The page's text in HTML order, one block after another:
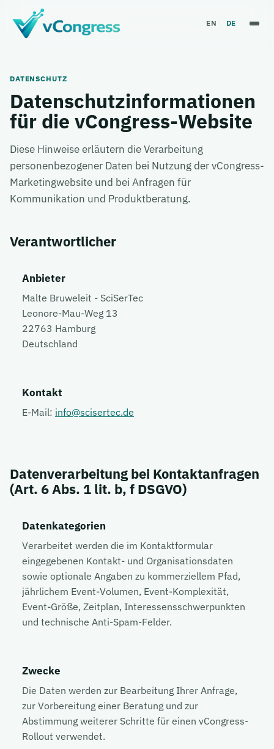
EN DE
Auto Light Dark
DATENSCHUTZ
Datenschutzinformationen
für die vCongress-Website
Diese Hinweise erläutern die Verarbeitung
personenbezogener Daten bei Nutzung der vCongress-
Marketingwebsite und bei Anfragen für
Kommunikation und Produktberatung.
Verantwortlicher
Anbieter
Malte Bruweleit - SciSerTec
Leonore-Mau-Weg 13
22763 Hamburg
Deutschland
Kontakt
E-Mail: info@scisertec.de
Datenverarbeitung bei Kontaktanfragen
(Art. 6 Abs. 1 lit. b, f DSGVO)
Datenkategorien
Verarbeitet werden die im Kontaktformular
eingegebenen Kontakt- und Organisationsdaten
sowie optionale Angaben zu kommerziellem Pfad,
jährlichem Event-Volumen, Event-Komplexität,
Event-Größe, Zeitplan, Interessensschwerpunkten
und technische Anti-Spam-Felder.
Zwecke
Die Daten werden zur Bearbeitung Ihrer Anfrage,
zur Vorbereitung einer Beratung und zur
Abstimmung weiterer Schritte für einen vCongress-
Rollout verwendet.